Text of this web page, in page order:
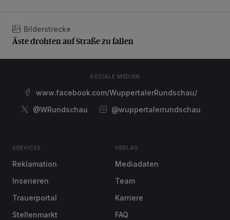
Äste drohten auf Straße zu fallen
Bilderstrecke
Äste drohten auf Straße zu fallen
SOZIALE MEDIEN
www.facebook.com/WuppertalerRundschau/
@WRundschau
@wuppertalerrundschau
SERVICES
Reklamation
Inserieren
Trauerportal
Stellenmarkt
VERLAG
Mediadaten
Team
Karriere
FAQ